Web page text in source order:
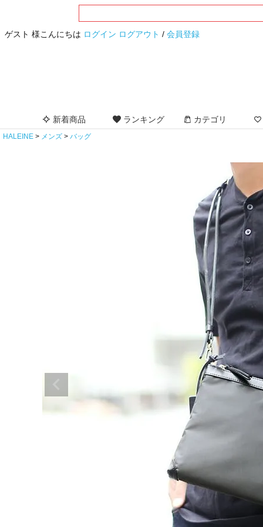
ゲスト 様こんにちは ログイン ログアウト / 会員登録
新着商品 ランキング カテゴリ
HALEINE メンズ バッグ